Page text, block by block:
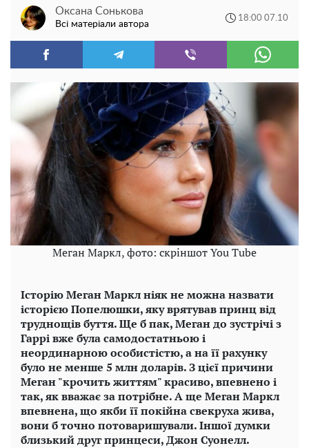
Оксана Сонькова
Всі матеріали автора
18:00 07.10
Меган Маркл, фото: скріншот You Tube
Історію Меган Маркл ніяк не можна назвати
історією Попелюшки, яку врятував принц від
труднощів буття. Ще б пак, Меган до зустрічі з
Гаррі вже була самодостатньою і
неординарною особистістю, а на її рахунку
було не менше 5 млн доларів. З цієї причини
Меган "крочить життям" красиво, впевнено і
так, як вважає за потрібне. А ще Меган Маркл
впевнена, що якби її покійна свекруха жива,
вони б точно потоваришували. Іншої думки
близький друг принцеси, Джон Суонелл.